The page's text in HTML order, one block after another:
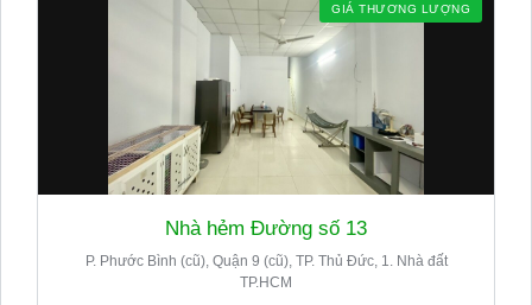
GIÁ THƯƠNG LƯỢNG
Nhà hẻm Đường số 13
P. Phước Bình (cũ), Quận 9 (cũ), TP. Thủ Đức, 1. Nhà đất
TP.HCM